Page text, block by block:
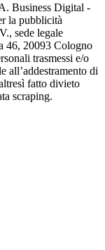
Business Digital -
la pubblicità
sede legale
46, 20093 Cologno
trasmessi e/o
all’addestramento di
fatto divieto
scraping.